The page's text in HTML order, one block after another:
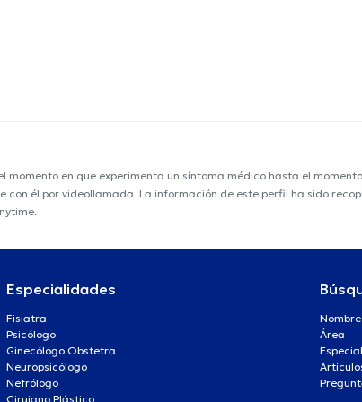
en que experimenta un síntoma médico hasta el
él por videollamada. La información de este perfil ha sido
Especialidades
Fisiatra
Psicólogo
Ginecólogo Obstetra
Neuropsicólogo
Nefrólogo
Cirujano Plástico
Área